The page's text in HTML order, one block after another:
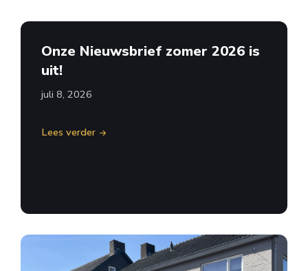
Onze Nieuwsbrief zomer 2026 is
uit!
juli 8, 2026
Lees verder